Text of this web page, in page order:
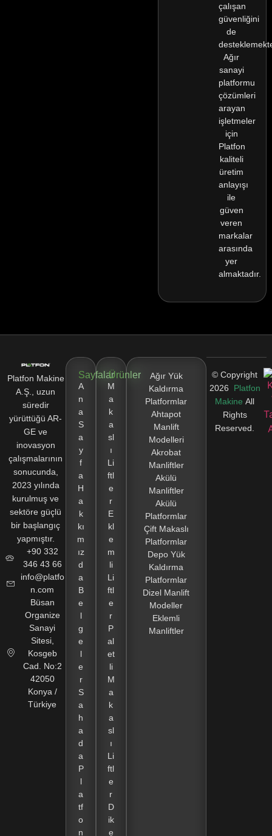
çalışan
güvenliğini
de
Ağır
sanayi
platformu
çözümleri
arayan
işletmeler
için
Platfon
kaliteli
üretim
anlayışı
ile
güven
veren
markalar
arasında
yer
almaktadır.
Platfon Makine
A.Ş., uzun
süredir
yürüttüğü AR-
GE ve
inovasyon
çalışmalarının
sonucunda,
2023 yılında
kurulmuş ve
sektöre güçlü
bir başlangıç
yapmıştır.
+90 332
346 43 66
info@platfo
n.com
Büsan
Organize
Sanayi
Sitesi,
Kosgeb
Cad. No:2
42050
Konya /
Türkiye
Sayfalar
A
n
a
S
a
y
f
a
H
a
k
kı
m
ız
d
a
B
e
l
g
e
l
e
r
S
a
h
a
d
a
P
l
a
tf
o
n
Ürünler
M
a
k
a
sl
ı
Li
ftl
e
r
E
kl
e
m
li
Li
ftl
e
r
P
al
et
li
M
a
k
a
sl
ı
Li
ftl
e
r
D
ik
e
Ağır Yük
Kaldırma
Platformlar
Ahtapot
Manlift
Modelleri
Akrobat
Manliftler
Akülü
Manliftler
Akülü
Platformlar
Çift Makaslı
Platformlar
Depo Yük
Kaldırma
Platformlar
Dizel Manlift
Modeller
Eklemli
Manliftler
© Copyright
2026
Platfon
Makine All
Rights
Reserved.